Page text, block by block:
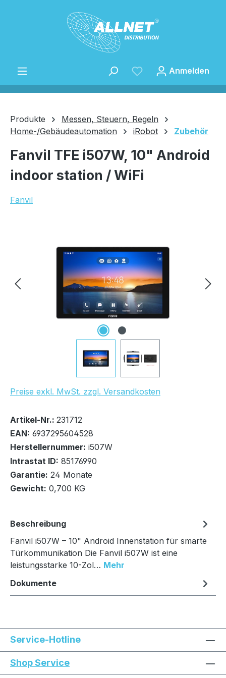
Zum Hauptinhalt springen
Speichern
Anmelden
Produkte
Messen, Steuern, Regeln
Home-/Gebäudeautomation
iRobot Zubehör
Fanvil TFE i507W, 10" Android
indoor station / WiFi
Fanvil
UVP Netto: 304,73 €
Preise exkl. MwSt. zzgl. Versandkosten
Bestand:6x
Sofort verfügbar, Lieferzeit: 1-2 Tage
In den Warenkorb
Artikel-Nr.: 231712
EAN: 6937295604528
Herstellernummer: i507W
Intrastat ID: 85176990
Garantie: 24 Monate
Gewicht: 0,700 KG
Beschreibung
Fanvil i507W – 10" Android Innenstation für smarte
Türkommunikation Die Fanvil i507W ist eine
leistungsstarke 10-Zol… Mehr
Dokumente
Service-Hotline
Shop Service